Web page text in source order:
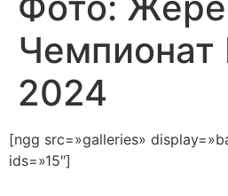
Чемпионат
2024
[ngg src=»galleries»
ids=»15″]